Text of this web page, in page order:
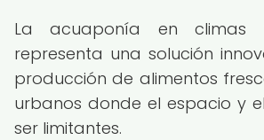
La acuaponía en climas
representa una solución
producción de alimentos
urbanos donde el espacio y
ser limitantes.